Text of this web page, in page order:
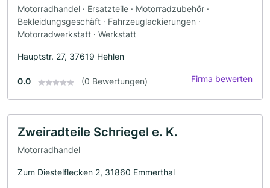
Motorradhandel · Ersatzteile · Motorradzubehör ·
Bekleidungsgeschäft · Fahrzeuglackierungen ·
Motorradwerkstatt · Werkstatt
Hauptstr. 27, 37619 Hehlen
0.0 (0 Bewertungen) Firma bewerten
Zweiradteile Schriegel e. K.
Motorradhandel
Zum Diestelflecken 2, 31860 Emmerthal